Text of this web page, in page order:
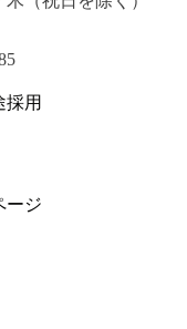
採用
ージ